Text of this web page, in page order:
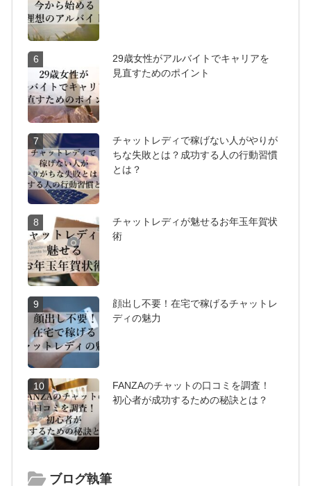
6
29歳女性がアルバイトでキャリアを
見直すためのポイント
7
チャットレディで稼げない人がやりが
ちな失敗とは？成功する人の行動習慣
とは？
8
チャットレディが魅せるお年玉年賀状
術
9
顔出し不要！在宅で稼げるチャットレ
ディの魅力
10
FANZAのチャットの口コミを調査！
初心者が成功するための秘訣とは？
ブログ執筆